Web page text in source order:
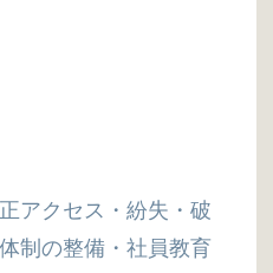
アクセス・紛失・破
制の整備・社員教育